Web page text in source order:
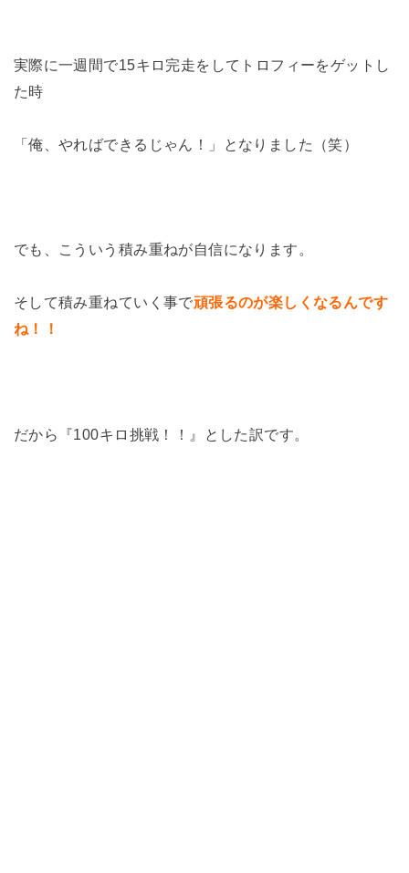
実際に一週間で15キロ完走をしてトロフィーをゲットし
た時
「俺、やればできるじゃん！」となりました（笑）
でも、こういう積み重ねが自信になります。
そして積み重ねていく事で頑張るのが楽しくなるんです
ね！！
だから『100キロ挑戦！！』とした訳です。